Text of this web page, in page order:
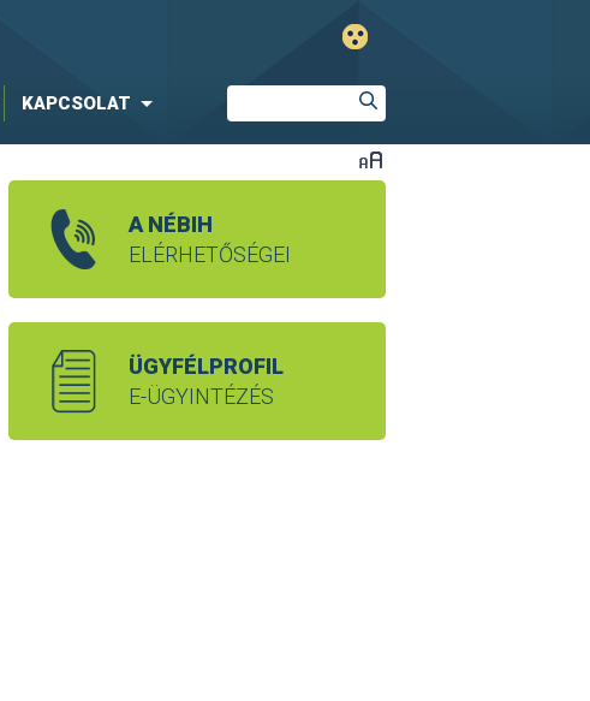
KAPCSOLAT
A NÉBIH
ELÉRHETŐSÉGEI
ÜGYFÉLPROFIL
E-ÜGYINTÉZÉS